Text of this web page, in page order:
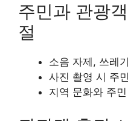
주민과 관광
절
소음 자제, 쓰레
사진 촬영 시 주
지역 문화와 주